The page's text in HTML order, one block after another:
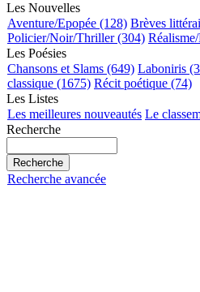
Les Nouvelles
Aventure/Epopée (128) Brèves
Policier/Noir/Thriller (304)
Les Poésies
Chansons et Slams (649) Laboniris
classique (1675) Récit poétique (74)
Les Listes
Les meilleures nouveautés Le
Recherche
Recherche avancée